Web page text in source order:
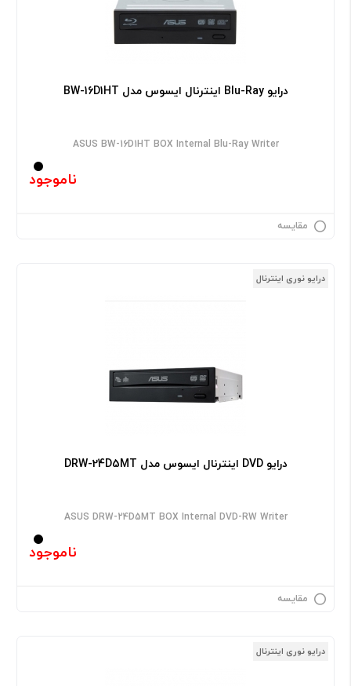
درایو Blu-Ray اینترنال ایسوس مدل BW-16D1HT
ASUS BW-16D1HT BOX Internal Blu-Ray Writer
ناموجود
مقایسه
درایو نوری اینترنال
درایو DVD اینترنال ایسوس مدل DRW-24D5MT
ASUS DRW-24D5MT BOX Internal DVD-RW Writer
ناموجود
مقایسه
درایو نوری اینترنال